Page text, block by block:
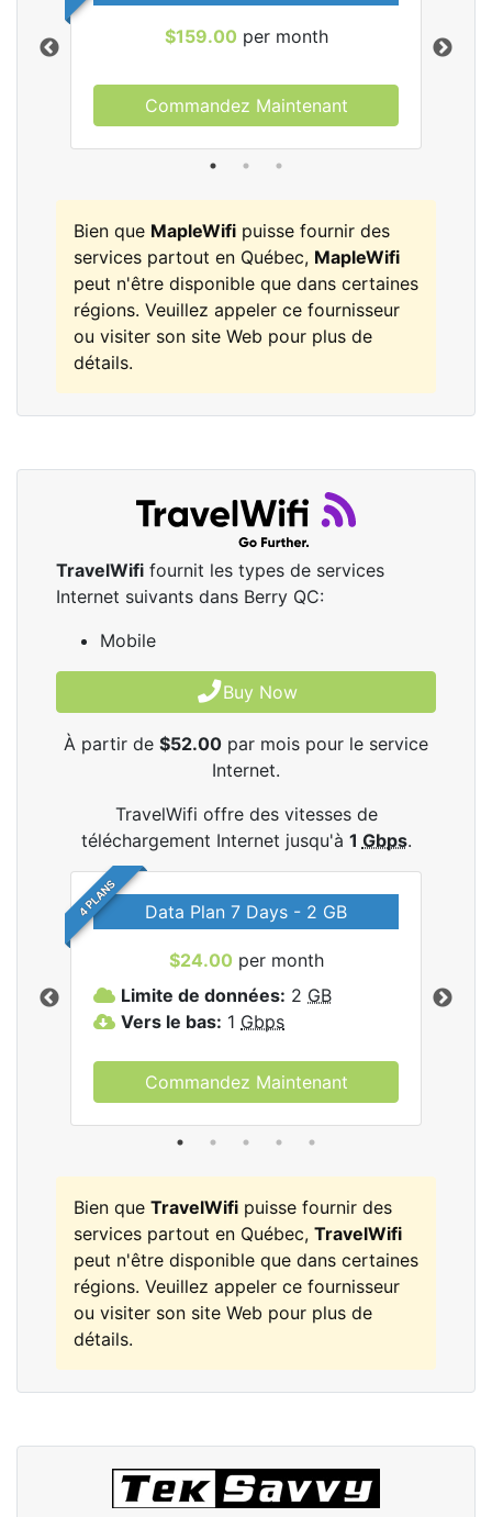
$159.00 per month
Commandez Maintenant
Bien que MapleWifi puisse fournir des
services partout en Québec, MapleWifi
peut n'être disponible que dans certaines
régions. Veuillez appeler ce fournisseur
ou visiter son site Web pour plus de
détails.
TravelWifi fournit les types de services
Internet suivants dans Berry QC:
Mobile
Buy Now
À partir de $52.00 par mois pour le service
Internet.
TravelWifi offre des vitesses de
téléchargement Internet jusqu'à 1 Gbps.
4 PLANS Data Plan 7 Days - 2 GB
$24.00 per month
Limite de données: 2 GB
Vers le bas: 1 Gbps
Commandez Maintenant
Bien que TravelWifi puisse fournir des
services partout en Québec, TravelWifi
peut n'être disponible que dans certaines
régions. Veuillez appeler ce fournisseur
ou visiter son site Web pour plus de
détails.